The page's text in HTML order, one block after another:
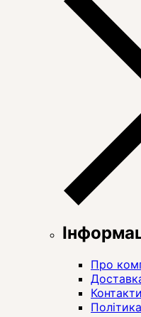
Про
Контакти